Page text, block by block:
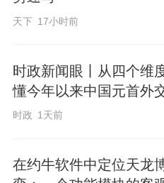
的新作为。事实上，
批喜人的早期收获。
在贺信中，习近平主
支付、科技、人工
天下 17小时前
时政新闻眼丨从四个维
懂今年以来中国元首外
时政 1天前
在约牛软件中定位天龙